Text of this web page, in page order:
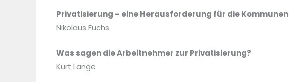
Privatisierung – eine Herausforderung für die Kommunen
Nikolaus Fuchs
Was sagen die Arbeitnehmer zur Privatisierung?
Kurt Lange